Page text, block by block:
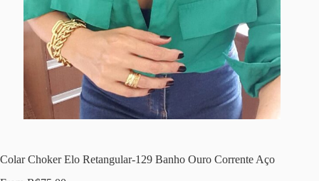
Colar Choker Elo Retangular-129 Banho Ouro Corrente Aço